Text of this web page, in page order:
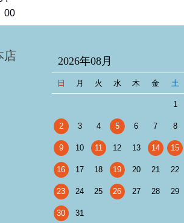
店 2026年08月
日 月 火 水 木 金 土
1
2 3 4 5 6 7 8
9 10 11 12 13 14 15
16 17 18 19 20 21 22
23 24 25 26 27 28 29
30 31